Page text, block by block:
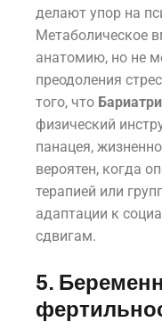
делают упор на
Метаболическое
анатомию, но не
преодоления
того, что
физический
панацея,
вероятен, когда
терапией или
адаптации к
сдвигам.
5.